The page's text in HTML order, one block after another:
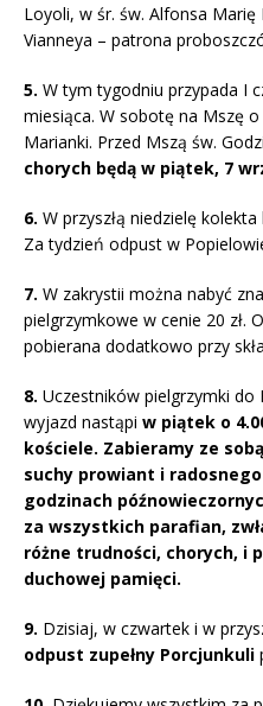
Loyoli, w śr. św. Alfonsa
Vianneya – patrona
5. W tym tygodniu przypada I
miesiąca. W sobotę na Mszę
Marianki. Przed Mszą św.
chorych będą w piątek, 7
6. W przyszłą niedzielę
Za tydzień odpust w
7. W zakrystii można nabyć
pielgrzymkowe w cenie 20 zł.
pobierana dodatkowo przy
8. Uczestników pielgrzymki
wyjazd nastąpi w piątek o
kościele. Zabieramy ze
suchy prowiant i
godzinach
za wszystkich parafian,
różne trudności, chorych, i
duchowej pamięci.
9. Dzisiaj, w czwartek i w
odpust zupełny Porcjunkuli